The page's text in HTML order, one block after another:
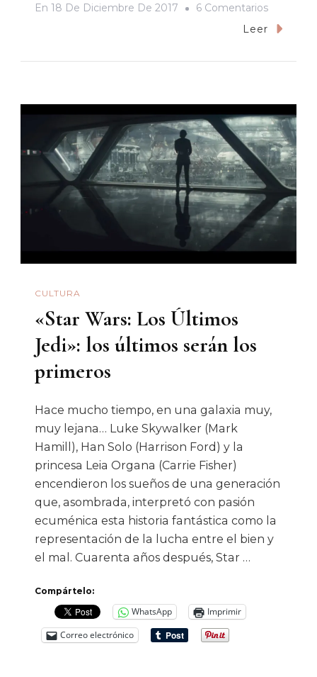
En 18 De Diciembre De 2017 6 ComentariosEn
Leer
CULTURA
«Star Wars: Los Últimos
Jedi»: los últimos serán los
primeros
Hace mucho tiempo, en una galaxia muy,
muy lejana… Luke Skywalker (Mark
Hamill), Han Solo (Harrison Ford) y la
princesa Leia Organa (Carrie Fisher)
encendieron los sueños de una generación
que, asombrada, interpretó con pasión
ecuménica esta historia fantástica como la
representación de la lucha entre el bien y
el mal. Cuarenta años después, Star …
Compártelo:
WhatsApp
Imprimir
Correo electrónico